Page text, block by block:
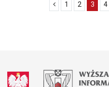
1 2 3 4